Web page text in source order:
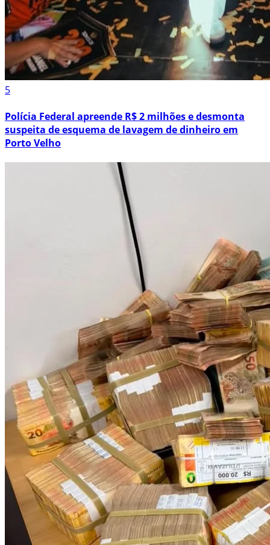
5
Polícia Federal apreende R$ 2 milhões e desmonta
suspeita de esquema de lavagem de dinheiro em
Porto Velho